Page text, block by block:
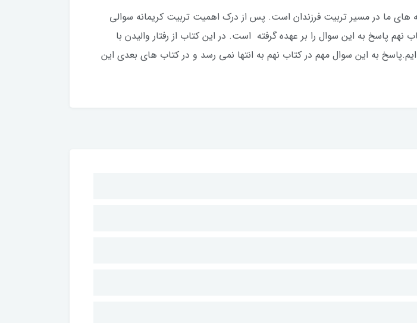
های ما در مسیر تربیت فرزندان است. پس از درک اهمیت تربیت کریمانه سوالی
پاسخ به این سوال را بر عهده گرفته است. در این کتاب از رفتار والیدن با
به این سوال مهم در کتاب نهم به انتها نمی رسد و در کتاب های بعدی این